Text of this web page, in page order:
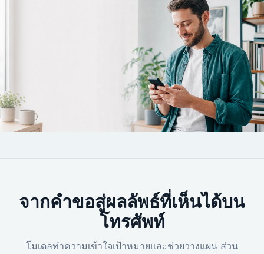
จากคำขอสู่ผลลัพธ์ที่เห็นได้บน
โทรศัพท์
โมเดลทำความเข้าใจเป้าหมายและช่วยวางแผน ส่วน